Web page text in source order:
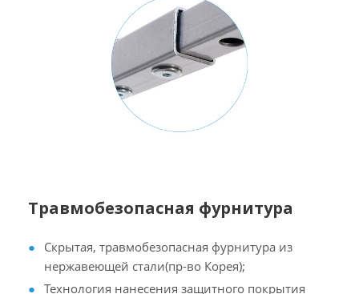
Травмобезопасная фурнитура
Скрытая, травмобезопасная фурнитура из
нержавеющей стали(пр-во Корея);
Технология нанесения защитного покрытия